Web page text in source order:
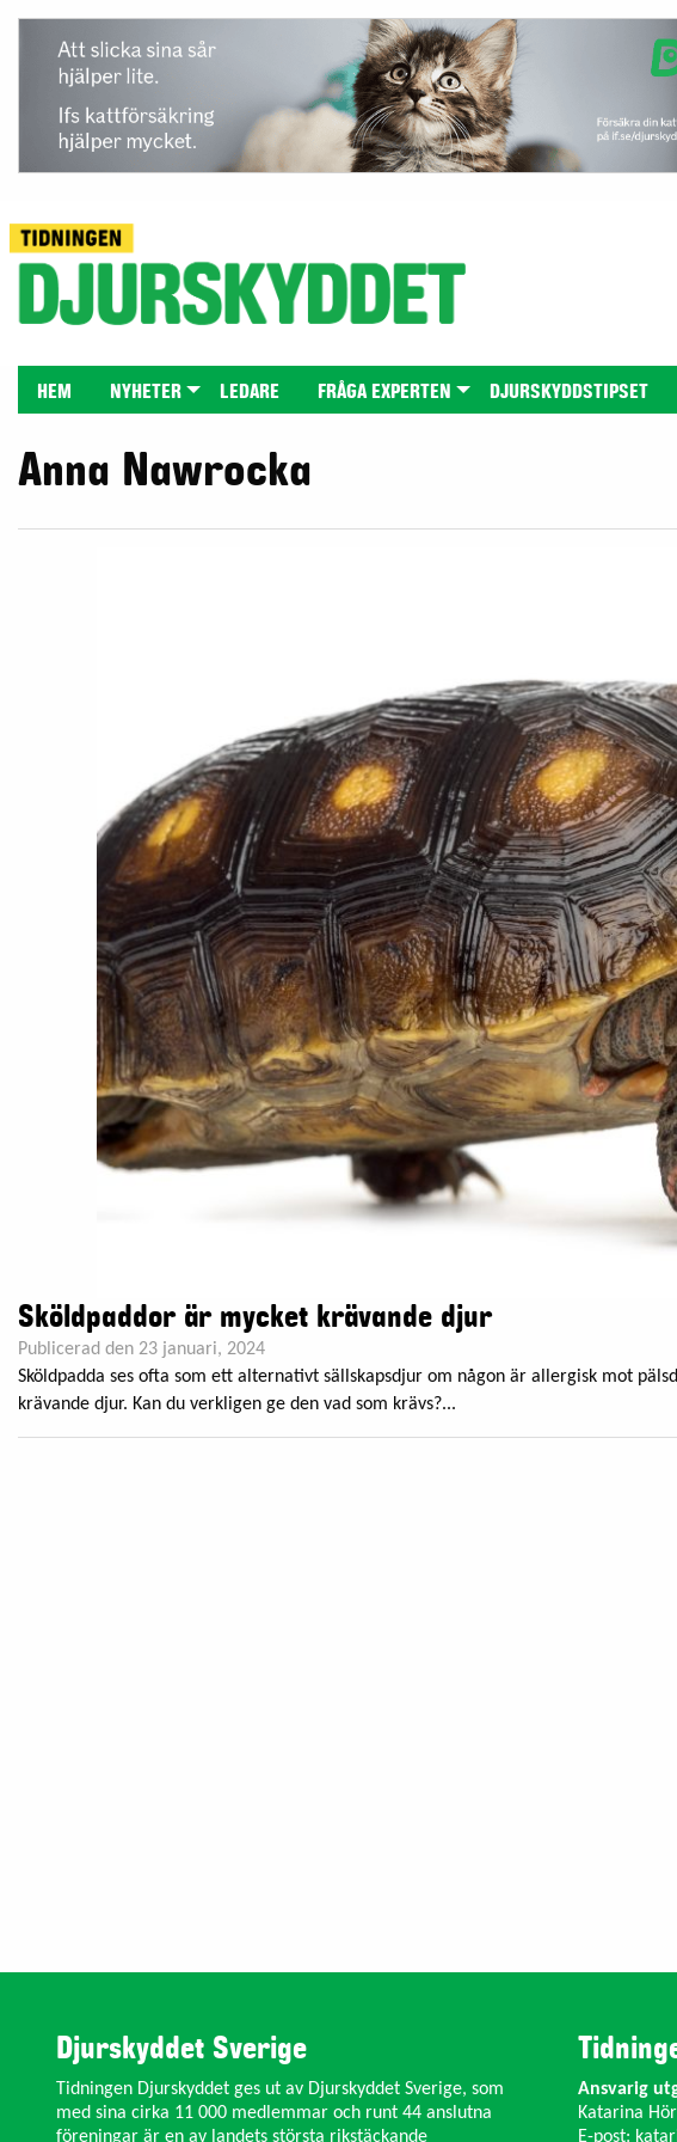
HEM NYHETER LEDARE FRÅGA EXPERTEN DJURSKYDDSTIPSET
Anna Nawrocka
Sköldpaddor är mycket krävande djur
Publicerad den 23 januari, 2024
Sköldpadda ses ofta som ett alternativt sällskapsdjur om någon är allergisk mot
krävande djur. Kan du verkligen ge den vad som krävs?...
Djurskyddet Sverige
Tidningen Djurskyddet ges ut av Djurskyddet Sverige, som
med sina cirka 11 000 medlemmar och runt 44 anslutna
föreningar är en av landets största rikstäckande
Ansvarig
Katarina
E-post: